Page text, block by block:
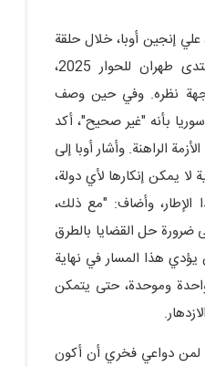
علي إنجين أوبا، خلال حلقة
نقاشية حول سوريا في منتدى طهران للحوار 2025،
نظره. وفي حين وصف
بأنه "غير صحيح"، أكد
الراهنة. وأشار أوبا إلى
لا يمكن إنكارها لأي دولة،
وأضاف: "مع ذلك،
ضرورة حل القضايا بالطرق
هذا المسار في نهاية
وموحدة، حتى يتمكن
لمن دواعي فخري أن أكون